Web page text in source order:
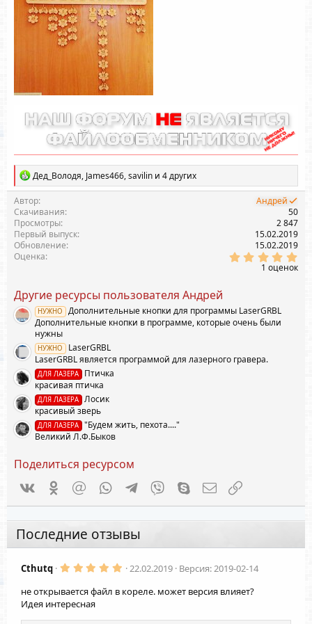
я
Р
е
а
к
ц
и
и
:
Дед_Володя, James466,savilin и 4 других
Автор
Андрей
Скачивания
50
Просмотры
2 847
Первый выпуск
15.02.2019
Обновление
15.02.2019
Оценка
.
1 оценок
Другие ресурсы пользователя Андрей
НУЖНО
Дополнительные кнопки для программы LaserGRBL
Дополнительные кнопки в программе, которые очень были
нужны
НУЖНО
LaserGRBL
LaserGRBL является программой для лазерного гравера.
ДЛЯ ЛАЗЕРА
Птичка
красивая птичка
ДЛЯ ЛАЗЕРА
Лосик
красивый зверь
ДЛЯ ЛАЗЕРА
"Будем жить, пехота...."
Великий Л.Ф.Быков
Поделиться ресурсом
VkontakteOdnoklassniki
Mail.ru WhatsAppTelegramViber Skype Электронная почта
Последние отзывы
Cthutq 5
0
ё
22.02.2019 Версия: 2019-02-14
не открывается файл в кореле. может версия влияет?
Идея интересная